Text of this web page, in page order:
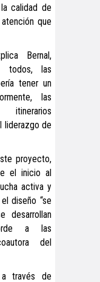
calidad de
que
Bernal,
todos, las
tener un
las
liderazgo de
proyecto,
el inicio al
activa y
diseño “se
desarrollan
a las
del
través de